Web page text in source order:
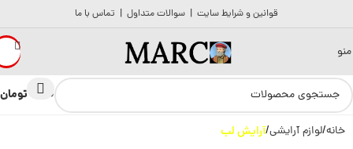
قوانین و شرایط سایت | سوالات متداول | تماس با ما
منو
0 تومان
خانه لوازم آرایشی آرایش لب